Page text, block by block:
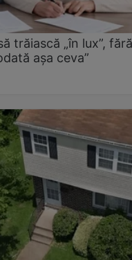
trăiască „în lux”, fără
așa ceva”